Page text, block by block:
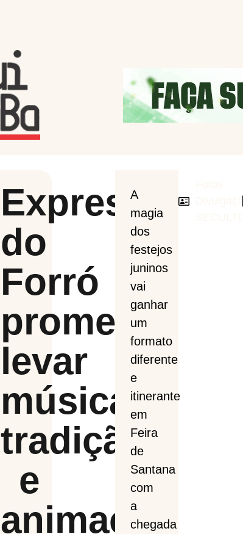
Expresso
do
Forró
promete
levar
música,
tradição
e
animação
A
magia
dos
festejos
juninos
vai
ganhar
um
formato
diferente
e
itinerante
em
Feira
de
Santana
com
a
chegada